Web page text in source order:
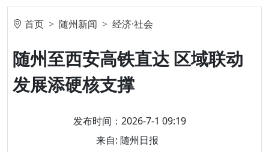
首页 随州新闻 经济·社会
随州至西安高铁直达 区域联动
发展添硬核支撑
发布时间：2026-7-1 09:19
来自: 随州日报